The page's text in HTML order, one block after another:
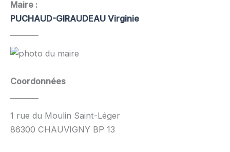
Maire :
PUCHAUD-GIRAUDEAU Virginie
Coordonnées
1 rue du Moulin Saint-Léger
86300 CHAUVIGNY BP 13